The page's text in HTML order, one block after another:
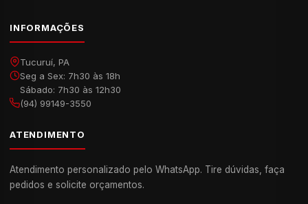
INFORMAÇÕES
Tucuruí, PA
Seg a Sex: 7h30 às 18h
Sábado: 7h30 às 12h30
(94) 99149-3550
ATENDIMENTO
Atendimento personalizado pelo WhatsApp. Tire dúvidas, faça
pedidos e solicite orçamentos.